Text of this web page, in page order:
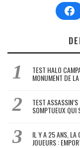
TEST HALO
MONUMENT DE
TEST
SOMPTUEUX QUI
IL Y A 25 ANS, LA
JOUEURS :